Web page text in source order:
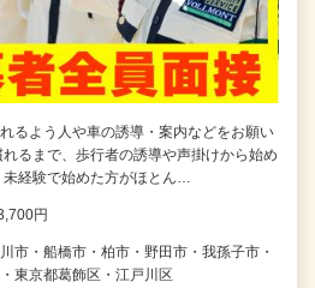
るよう人や車の誘導・案内などをお願い
れるまで、歩行者の誘導や声掛けから始め
未経験で始めた方がほとん…
円
市・船橋市・柏市・野田市・我孫子市・
東京都葛飾区・江戸川区